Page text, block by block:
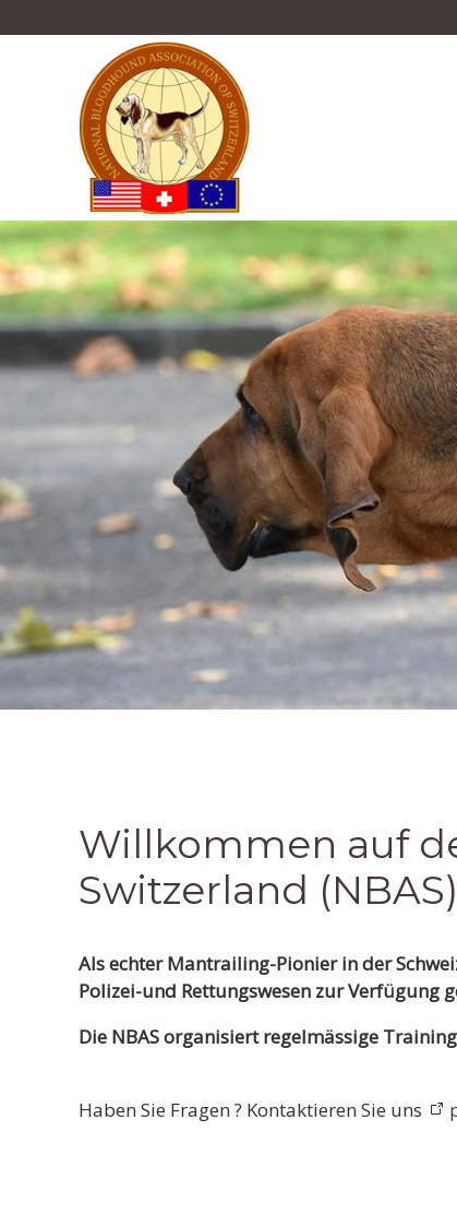
Willkommen auf
Switzerland
Als echter Mantrailing-Pionier in der
Polizei-und Rettungswesen zur Verfügung
Die NBAS organisiert regelmässige
Haben Sie Fragen ? Kontaktieren Sie uns